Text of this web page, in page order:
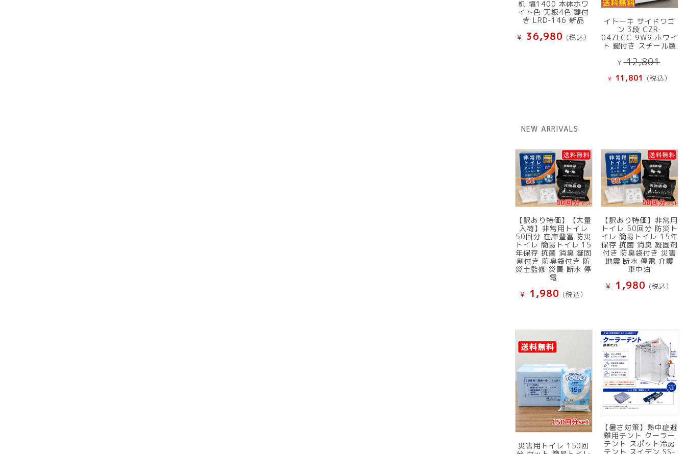
机 幅1400 本体ホワ
イト色 天板4色 鍵付
き LRD-146 新品
¥ 36,980 (税込）
イトーキ サイドワゴ
ン 3段 CZR-
047LCC-9W9 ホワイ
ト 鍵付き スチール製
¥12,801
の
価
た。
¥ 11,801 現
で
す。
(税込）
NEW ARRIVALS
【訳あり特価】【大量
入荷】非常用トイレ
50回分 在庫豊富 防災
トイレ 簡易トイレ 15
年保存 抗菌 消臭 凝固
剤付き 防臭袋付き 防
災士監修 災害 断水 停
電
¥ 1,980 (税込）
【訳あり特価】非常用
トイレ 50回分 防災ト
イレ 簡易トイレ 15年
保存 抗菌 消臭 凝固剤
付き 防臭袋付き 災害
地震 断水 停電 介護
車中泊
¥ 1,980 (税込）
災害用トイレ 150回
【暑さ対策】熱中症避
難用テント クーラー
テント スポット冷房
テント スイデン SS-